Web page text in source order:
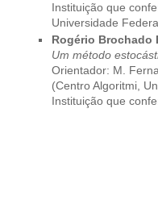
Instituição que
Universidade
Rogério Brochado
Um método
Orientador: M.
(Centro Algoritmi,
Instituição que